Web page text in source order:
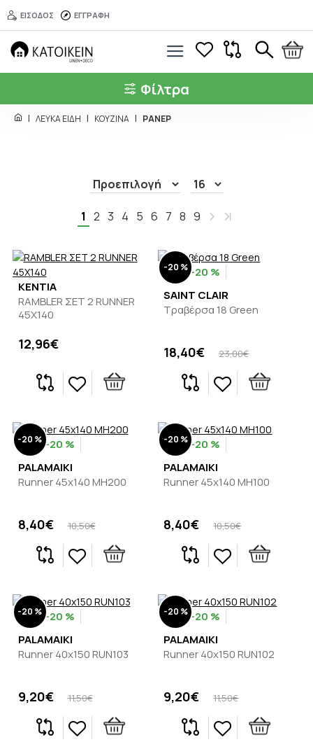
ΕΙΣΟΔΟΣ ΕΓΓΡΑΦΗ
ΛΕΥΚΑ ΕΙΔΗ ΚΟΥΖΙΝΑ ΡΑΝΕΡ
1 2 3 4 5 6 7 8 9
KENTIA
RAMBLER ΣΕΤ 2 RUNNER
45X140
12,96€
-20 %
-20 %
SAINT CLAIR
Τραβέρσα 18 Green
23,00€
18,40€
-20 %
-20 %
PALAMAIKI
Runner 45x140 MH200
10,50€
8,40€
-20 %
-20 %
PALAMAIKI
Runner 45x140 MH100
10,50€
8,40€
-20 %
-20 %
PALAMAIKI
Runner 40x150 RUN103
11,50€
9,20€
-20 %
-20 %
PALAMAIKI
Runner 40x150 RUN102
11,50€
9,20€
Φίλτρα